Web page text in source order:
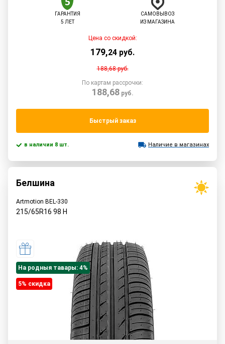
ГАРАНТИЯ
5 ЛЕТ
САМОВЫВОЗ
ИЗ МАГАЗИНА
Цена со скидкой:
179,24 руб.
188,68руб.
По картам рассрочки:
188,68руб.
Быстрый заказ
в наличии 8 шт. Наличие в магазинах
Белшина
Artmotion BEL-330
215/65R16 98 H
На родныя тавары: 4%
5% cкидка